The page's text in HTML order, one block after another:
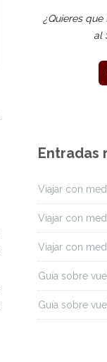
¿Quieres
al
Entradas
Viajar con
Viajar con
Viajar con
Guía sobre
Guía sobre